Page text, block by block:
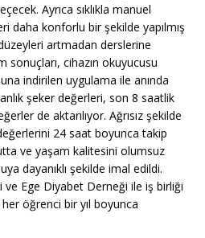
Ayrıca sıklıkla manuel
daha konforlu bir şekilde yapılmış
artmadan derslerine
cihazın okuyucusu
indirilen uygulama ile anında
şeker değerleri, son 8 saatlik
de aktarılıyor. Ağrısız şekilde
24 saat boyunca takip
ve yaşam kalitesini olumsuz
dayanıklı şekilde imal edildi.
Ege Diyabet Derneği ile iş birliği
öğrenci bir yıl boyunca